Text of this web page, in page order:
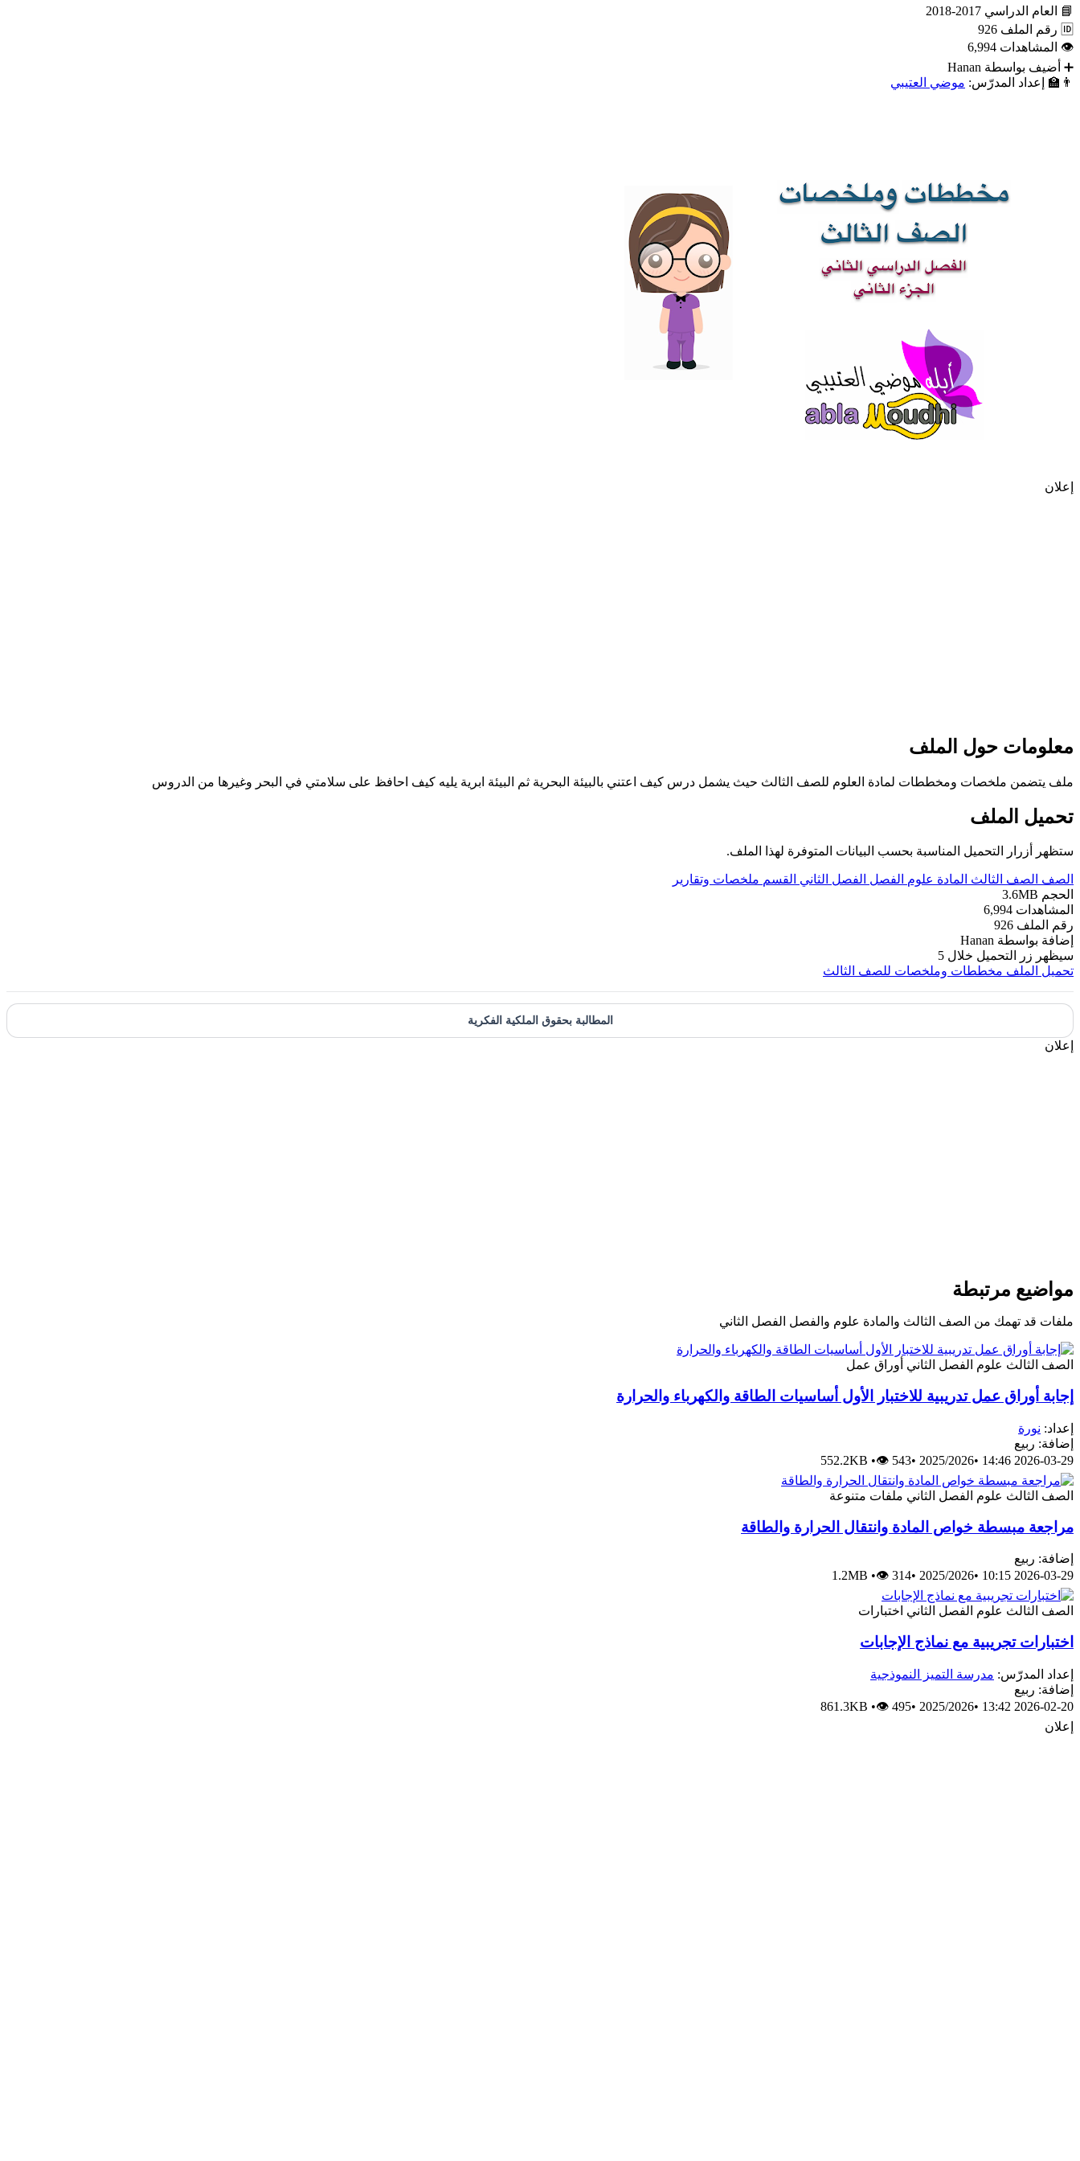
📘 العام الدراسي 2017-2018
🆔 رقم الملف 926
👁 المشاهدات 6,994
➕ أضيف بواسطة Hanan
👨‍🏫
إعداد المدرّس: موضي العتيبي
إعلان
معلومات حول الملف
ملف يتضمن ملخصات ومخططات لمادة العلوم للصف الثالث حيث يشمل درس كيف اعتني بالبيئة البحرية ثم البيئة ابرية يليه كيف احافظ على سلامتي في البحر وغيرها من الدروس
تحميل الملف
ستظهر أزرار التحميل المناسبة بحسب البيانات المتوفرة لهذا الملف.
الصف الصف الثالث المادة علوم الفصل الفصل الثاني القسم ملخصات وتقارير
الحجم 3.6MB
المشاهدات 6,994
رقم الملف 926
إضافة بواسطة Hanan
سيظهر زر التحميل خلال 5
تحميل الملف مخططات وملخصات للصف الثالث
المطالبة بحقوق الملكية الفكرية
إعلان
مواضيع مرتبطة
ملفات قد تهمك من الصف الثالث والمادة علوم والفصل الفصل الثاني
الصف الثالث علوم الفصل الثاني أوراق عمل
إجابة أوراق عمل تدريبية للاختبار الأول أساسيات الطاقة والكهرباء والحرارة
إعداد: نورة
إضافة: ربيع
2026-03-29 14:46
•
2025/2026
•
552.2KB •👁 543
الصف الثالث علوم الفصل الثاني ملفات متنوعة
مراجعة مبسطة خواص المادة وانتقال الحرارة والطاقة
إضافة: ربيع
2026-03-29 10:15
•
2025/2026
•
1.2MB •👁 314
الصف الثالث علوم الفصل الثاني اختبارات
اختبارات تجريبية مع نماذج الإجابات
إعداد المدرّس: مدرسة التميز النموذجية
إضافة: ربيع
2026-02-20 13:42
•
2025/2026
•
861.3KB •👁 495
إعلان